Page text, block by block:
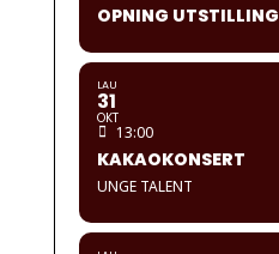
OPNING UTSTILLING
LAU
31
OKT
13:00
KAKAOKONSERT
UNGE TALENT